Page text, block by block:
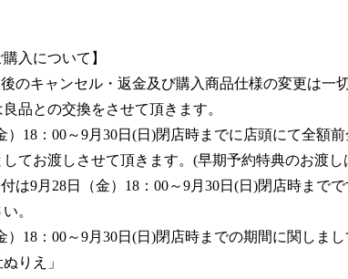
購入について】
のキャンセル・返金及び購入商品仕様の変更は一
品との交換をさせて頂きます。
）18：00～9月30日(日)閉店時までに店頭にて全額
してお渡しさせて頂きます。(早期予約特典のお渡
は9月28日（金）18：00～9月30日(日)閉店時まで
。
）18：00～9月30日(日)閉店時までの期間に関しま
りえ」